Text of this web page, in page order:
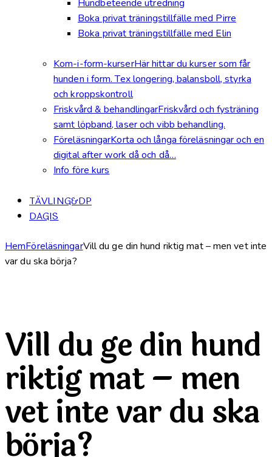
Hundbeteende utredning
Boka privat träningstillfälle med Pirre
Boka privat träningstillfälle med Elin
Kom-i-form-kurserHär hittar du kurser som får
hunden i form. Tex longering, balansboll, styrka
och kroppskontroll
Friskvård & behandlingarFriskvård och fysträning
samt löpband, laser och vibb behandling.
FöreläsningarKorta och långa föreläsningar och en
digital after work då och då…
Info före kurs
TÄVLING&DP
DAGIS
HemFöreläsningarVill du ge din hund riktig mat – men vet inte
var du ska börja?
Vill du ge din hund
riktig mat – men
vet inte var du ska
börja?